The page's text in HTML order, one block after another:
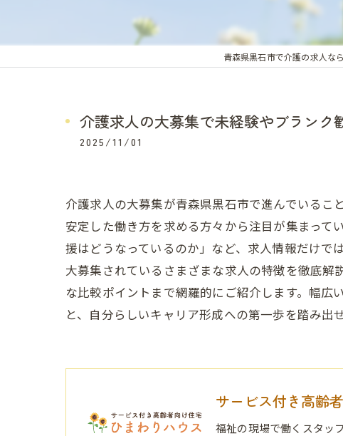
青森県黒石市で介護の求人な
介護求人の大募集で未経験やブラン
2025/11/01
介護求人の大募集が青森県黒石市で進んでいる
安定した働き方を求める方々から注目が集まっ
援はどうなっているのか」など、求人情報だけ
大募集されているさまざまな求人の特徴を徹底
な比較ポイントまで網羅的にご紹介します。幅
と、自分らしいキャリア形成への第一歩を踏み出せ
サービス付き高齢
福祉の現場で働くスタッ